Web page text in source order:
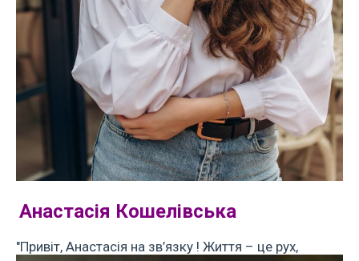
Анастасія Кошелівська
"Привіт, Анастасія на зв’язку ! Життя – це рух,